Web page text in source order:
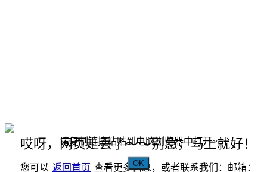
哎呀，网页走丢了～～别急，马上就好！
您可以 返回首页 查看更多信息，或者联系我们：邮箱：
请复制链接粘贴到电脑浏览器中打开~
OK